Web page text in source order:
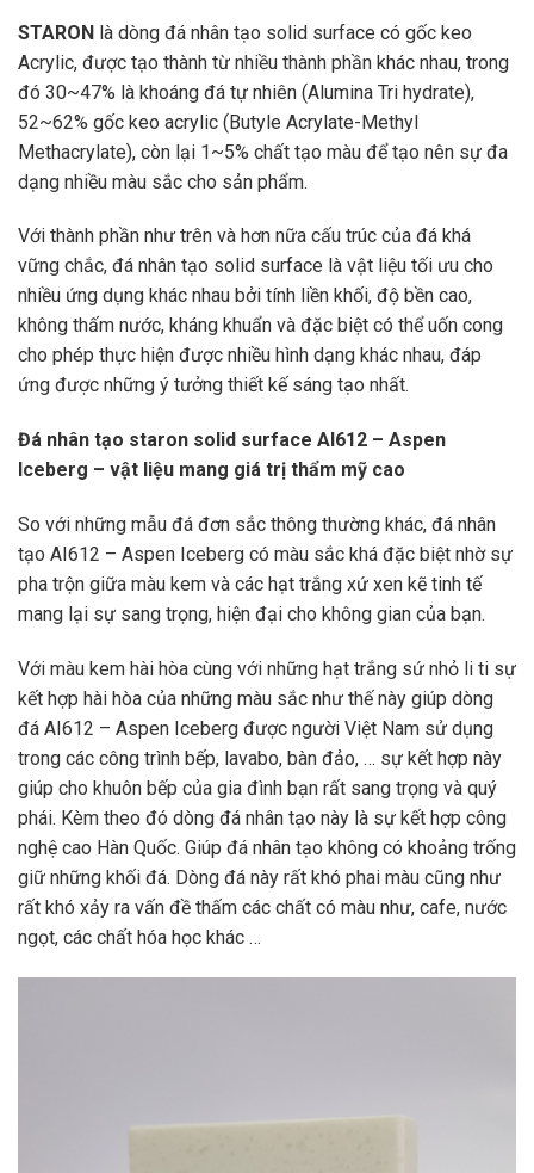
STARON là dòng đá nhân tạo solid surface có gốc keo
Acrylic, được tạo thành từ nhiều thành phần khác nhau, trong
đó 30~47% là khoáng đá tự nhiên (Alumina Tri hydrate),
52~62% gốc keo acrylic (Butyle Acrylate-Methyl
Methacrylate), còn lại 1~5% chất tạo màu để tạo nên sự đa
dạng nhiều màu sắc cho sản phẩm.
Với thành phần như trên và hơn nữa cấu trúc của đá khá
vững chắc, đá nhân tạo solid surface là vật liệu tối ưu cho
nhiều ứng dụng khác nhau bởi tính liền khối, độ bền cao,
không thấm nước, kháng khuẩn và đặc biệt có thể uốn cong
cho phép thực hiện được nhiều hình dạng khác nhau, đáp
ứng được những ý tưởng thiết kế sáng tạo nhất.
Đá nhân tạo staron solid surface AI612 – Aspen
Iceberg – vật liệu mang giá trị thẩm mỹ cao
So với những mẫu đá đơn sắc thông thường khác, đá nhân
tạo AI612 – Aspen Iceberg có màu sắc khá đặc biệt nhờ sự
pha trộn giữa màu kem và các hạt trắng xứ xen kẽ tinh tế
mang lại sự sang trọng, hiện đại cho không gian của bạn.
Với màu kem hài hòa cùng với những hạt trắng sứ nhỏ li ti sự
kết hợp hài hòa của những màu sắc như thế này giúp dòng
đá AI612 – Aspen Iceberg được người Việt Nam sử dụng
trong các công trình bếp, lavabo, bàn đảo, … sự kết hợp này
giúp cho khuôn bếp của gia đình bạn rất sang trọng và quý
phái. Kèm theo đó dòng đá nhân tạo này là sự kết hợp công
nghệ cao Hàn Quốc. Giúp đá nhân tạo không có khoảng trống
giữ những khối đá. Dòng đá này rất khó phai màu cũng như
rất khó xảy ra vấn đề thấm các chất có màu như, cafe, nước
ngọt, các chất hóa học khác …